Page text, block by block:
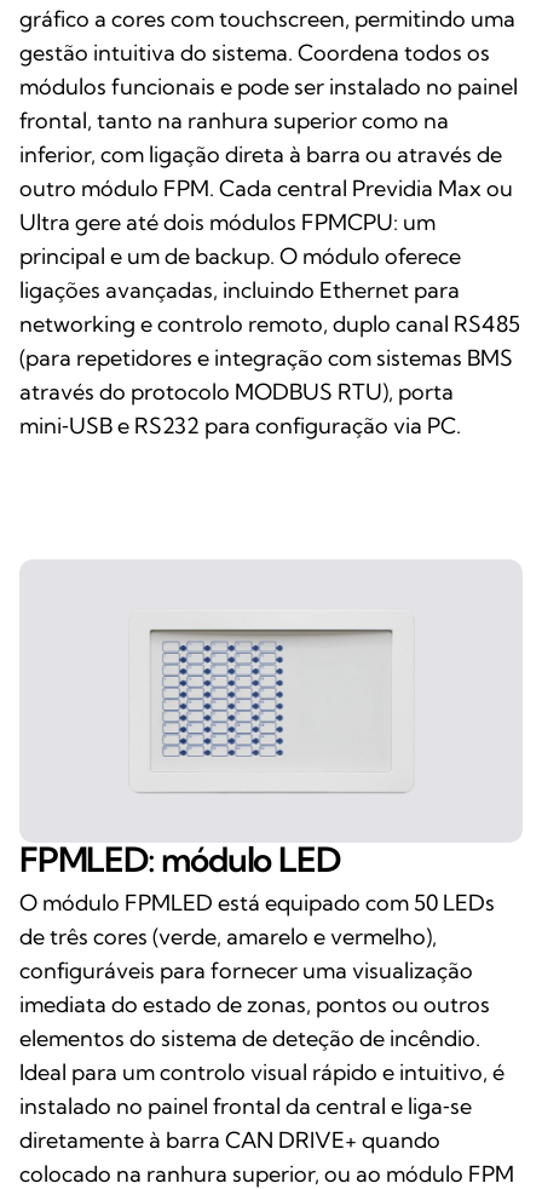
gráfico a cores com touchscreen, permitindo uma
gestão intuitiva do sistema. Coordena todos os
módulos funcionais e pode ser instalado no painel
frontal, tanto na ranhura superior como na
inferior, com ligação direta à barra ou através de
outro módulo FPM. Cada central Previdia Max ou
Ultra gere até dois módulos FPMCPU: um
principal e um de backup. O módulo oferece
ligações avançadas, incluindo Ethernet para
networking e controlo remoto, duplo canal RS485
(para repetidores e integração com sistemas BMS
através do protocolo MODBUS RTU), porta
mini‑USB e RS232 para configuração via PC.
FPMLED: módulo LED
O módulo FPMLED está equipado com 50 LEDs
de três cores (verde, amarelo e vermelho),
configuráveis para fornecer uma visualização
imediata do estado de zonas, pontos ou outros
elementos do sistema de deteção de incêndio.
Ideal para um controlo visual rápido e intuitivo, é
instalado no painel frontal da central e liga‑se
diretamente à barra CAN DRIVE+ quando
colocado na ranhura superior, ou ao módulo FPM